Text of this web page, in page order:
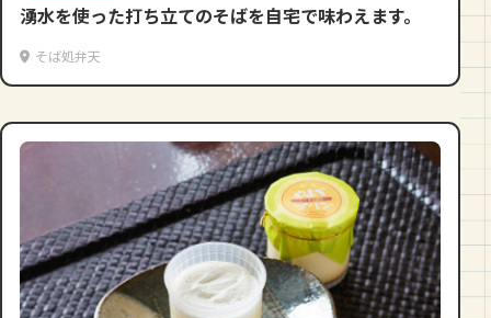
湧水を使った打ち立てのそばを自宅で味わえます。
そば処弁天